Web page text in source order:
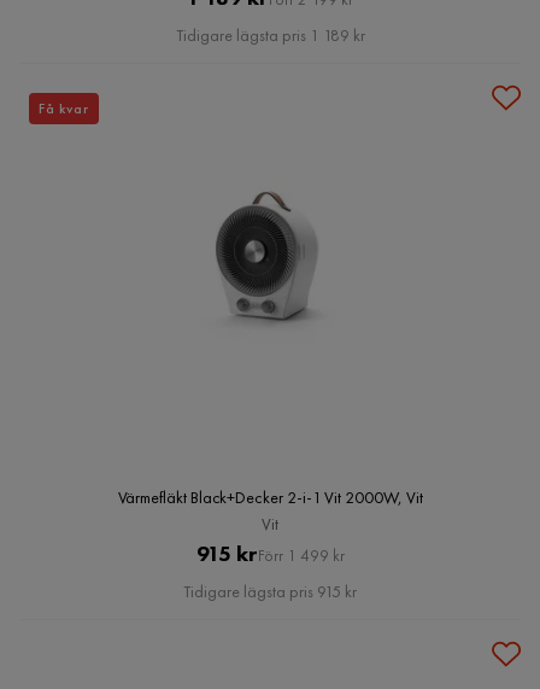
Pris
Tidigare lägsta pris 1 189 kr
Värmefläkt Black+Decker 2-i-1 Vit 2000W, Vit
Vit
Pris
915 kr Original
Pris
Förr 1 499 kr
Tidigare lägsta pris 915 kr
Få kvar